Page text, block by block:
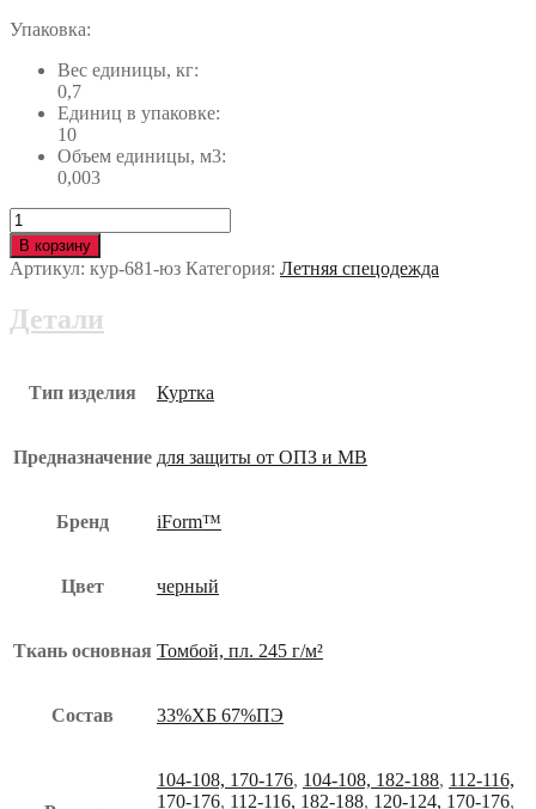
Упаковка:
Вес единицы, кг:
0,7
Единиц в упаковке:
10
Объем единицы, м3:
0,003
Количество
Куртка
ТУРБО
кур-681-
В корзину
Артикул: кур-681-юз Категория: Летняя спецодежда
Детали
Тип изделия Куртка
Предназначение для защиты от ОПЗ и МВ
Бренд iForm™
Цвет черный
Ткань основная Томбой, пл. 245 г/м²
Состав 33%ХБ 67%ПЭ
104-108, 170-176, 104-108, 182-188, 112-116,
170-176, 112-116, 182-188, 120-124, 170-176,